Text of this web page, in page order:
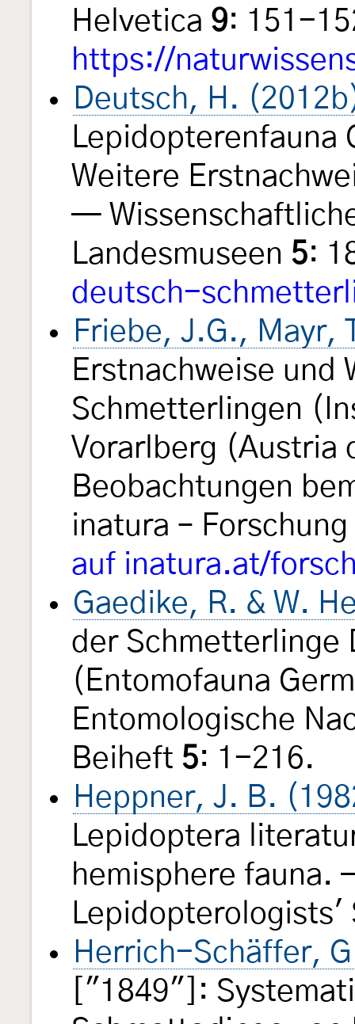
Helvetica 9: 151-
https://
Deutsch, H.
Lepidopterenfauna
Weitere
—
Landesmuseen 5:
deutsch-
Friebe, J.G., Mayr,
Erstnachweise und
Schmetterlingen
Vorarlberg (Austria
Beobachtungen
inatura –
auf inatura.at/
Gaedike, R. & W.
der Schmetterlinge
(Entomofauna
Entomologische
Beiheft 5: 1-216.
Heppner, J. B.
Lepidoptera
hemisphere fauna.
Herrich-Schäffer,
["1849"]: